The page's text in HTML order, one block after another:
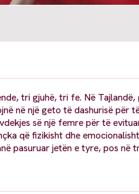
tri gjuhë, tri fe. Në
në një geto të dashurisë për
së një femre për të
që fizikisht dhe
pasuruar jetën e tyre, pos në